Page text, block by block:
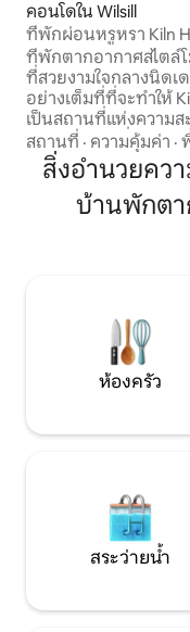
คอนโดใน Wilsill
ที่พักผ่อนหรูหรา Kiln
ที่พักตากอากาศสไตล์
ที่สวยงามใจกลางนิดเดอร์เด
อย่างเต็มที่ที่จะทำให้
เป็นสถานที่แห่งความส
ความหรูหรา ที่พักแบบเปิดโล่งได้รับ
ประโยชน์จาก * ระบบทำความร้อนใต้พื้น *
สกายทีวีรวมกีฬา/ภาพ
กาแฟ Nespressoo *
เครื่องซักผ้า * ที่ชาร์จผ
รองนั่งขนาดใหญ่ที่ปล
สถานที่ · ความคุ้มค่า ·
สิ่งอำนวยคว
บ้านพักตา
ห้องครัว
สระว่ายน้ำ